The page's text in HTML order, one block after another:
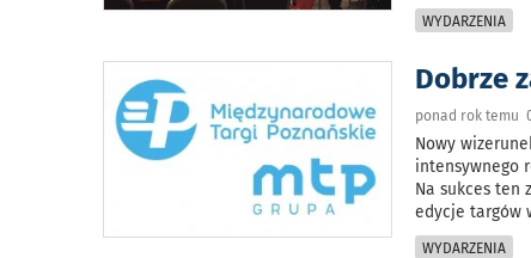
WYDARZENIA
Dobrze
ponad rok temu
Nowy
intensywnego
Na sukces ten
edycje targów
WYDARZENIA